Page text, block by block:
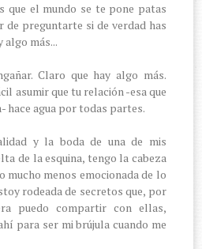
que el mundo se te pone patas
de preguntarte si de verdad has
algo más...
Claro que hay algo más.
asumir que tu relación -esa que
hace agua por todas partes.
y la boda de una de mis
de la esquina, tengo la cabeza
mucho menos emocionada de lo
rodeada de secretos que, por
puedo compartir con ellas,
para ser mi brújula cuando me